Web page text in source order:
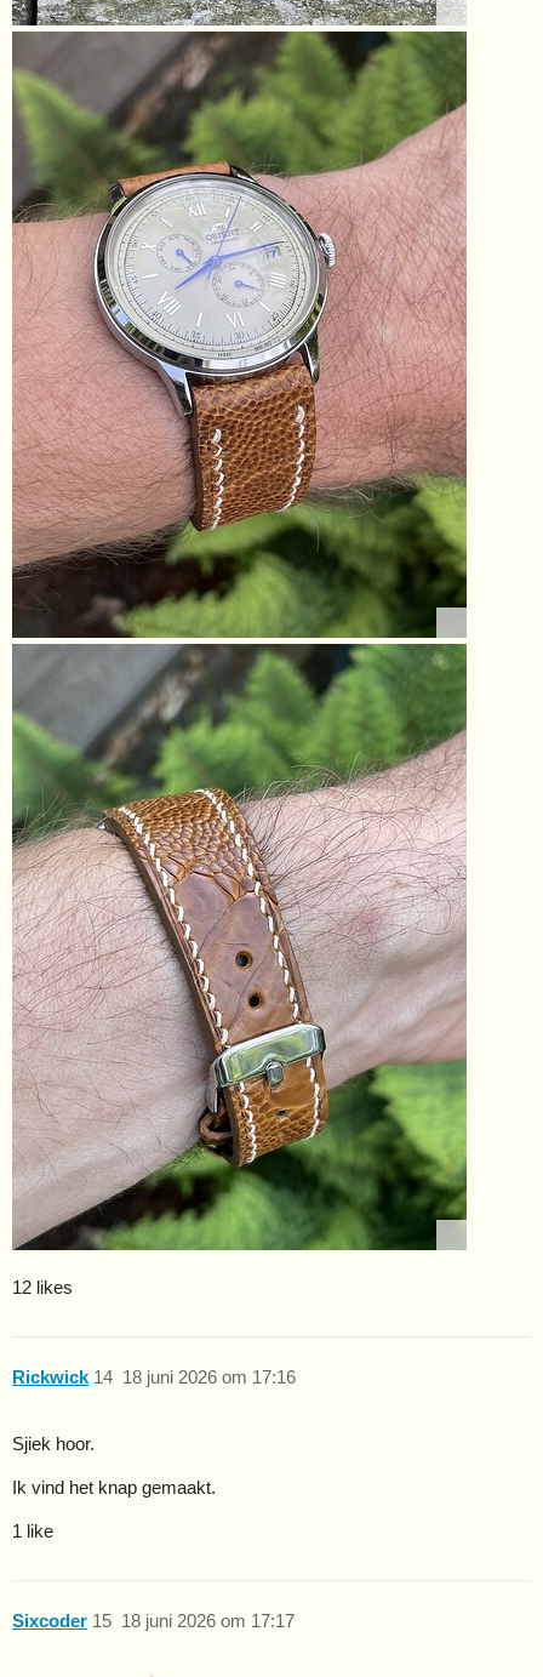
12 likes
Rickwick 18 juni 2026 om 17:16
14
Sjiek hoor.
Ik vind het knap gemaakt.
1 like
Sixcoder 18 juni 2026 om 17:17
15